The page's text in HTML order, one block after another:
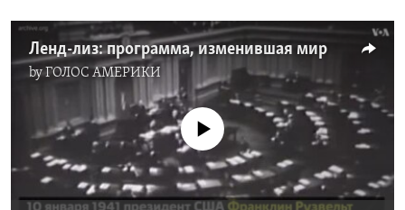
Ленд-лиз: программа, изменившая мир
byГОЛОС АМЕРИКИ
No media source currently available